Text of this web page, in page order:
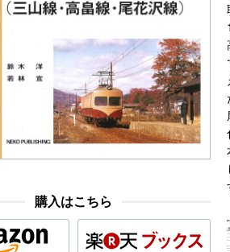
購入はこちら